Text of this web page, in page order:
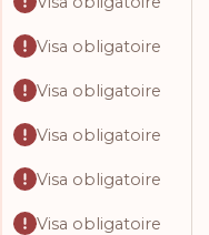
Visa obligatoire
Visa obligatoire
Visa obligatoire
Visa obligatoire
Visa obligatoire